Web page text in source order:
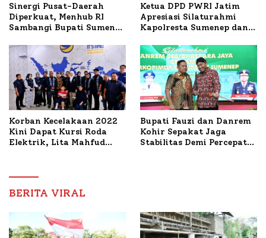
Sinergi Pusat-Daerah
Diperkuat, Menhub RI
Sambangi Bupati Sumenep
Mutiara Sentosa II
Ketua DPD PWRI Jatim
Apresiasi Silaturahmi
Kapolresta Sumenep dan
Ideal Polri-Pers
Korban Kecelakaan 2022
Kini Dapat Kursi Roda
Elektrik, Lita Mahfud
Nabil
Bupati Fauzi dan Danrem
Kohir Sepakat Jaga
Stabilitas Demi Percepat
BERITA VIRAL